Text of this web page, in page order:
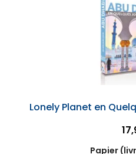
Lonely Planet en
Papier